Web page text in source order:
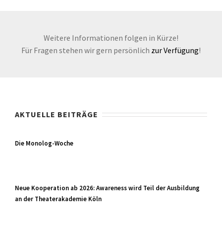
Weitere Informationen folgen in Kürze!
Für Fragen stehen wir gern persönlich zur Verfügung!
AKTUELLE BEITRÄGE
Die Monolog-Woche
Neue Kooperation ab 2026: Awareness wird Teil der Ausbildung
an der Theaterakademie Köln